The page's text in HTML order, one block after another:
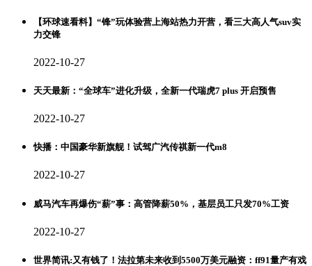
【环球速看料】“锋”玩体验营上海站热力开营，看三大高人气suv实
力交锋
2022-10-27
天天最新：“全球车”进化升级，全新一代瑞虎7 plus 开启预售
2022-10-27
快播：中国豪华新旗舰！试驾广汽传祺新一代m8
2022-10-27
威马汽车再爆伤“薪”事：高管降薪50%，基层员工只发70%工资
2022-10-27
世界简讯:又有钱了！法拉第未来收到5500万美元融资：ff91量产有戏